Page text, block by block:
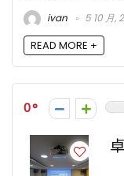
ivan
5 10 月,
READ MORE +
0